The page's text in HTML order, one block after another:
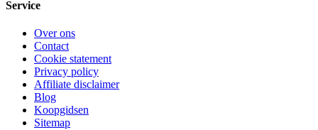
Service
Over ons
Contact
Cookie statement
Privacy policy
Affiliate disclaimer
Blog
Koopgidsen
Sitemap